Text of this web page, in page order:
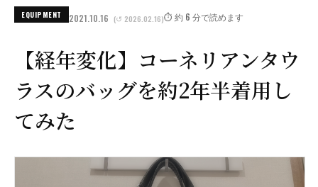
EQUIPMENT 2021.10.16 (↺ 2026.02.16)⏱️ 約 6 分で読めます
【経年変化】コーネリアンタウ
ラスのバッグを約2年半着用し
てみた